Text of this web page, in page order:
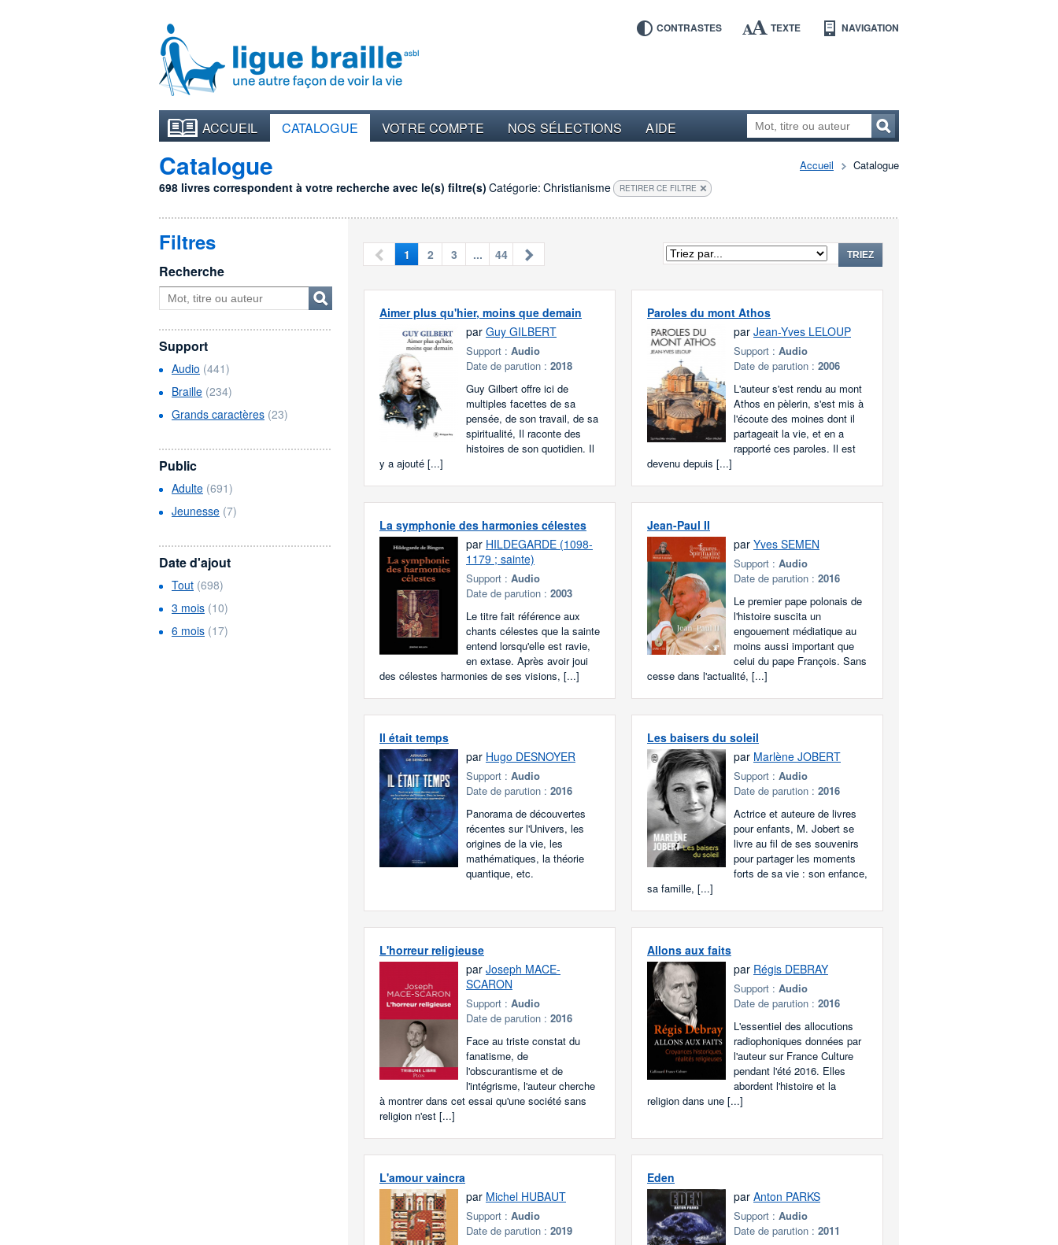
CONTRASTES TEXTE NAVIGATION
ACCUEIL CATALOGUE VOTRE COMPTE NOS SÉLECTIONS AIDE
Accueil Catalogue
Catalogue
698 livres correspondent à votre recherche avec le(s) filtre(s) Catégorie: Christianisme RETIRER CE FILTRE
1 2 3 ... 44 TRIEZ
Aimer plus qu'hier, moins que demain
parGuy GILBERT
Support :Audio
Date de parution :2018
Guy Gilbert offre ici de
multiples facettes de sa
pensée, de son travail, de sa
spiritualité, Il raconte des
histoires de son quotidien. Il
y a ajouté [...]
Paroles du mont Athos
par Jean-Yves LELOUP
Support : Audio
Date de parution : 2006
L'auteur s'est rendu au mont
Athos en pèlerin, s'est mis à
l'écoute des moines dont il
partageait la vie, et en a
rapporté ces paroles. Il est
devenu depuis [...]
La symphonie des harmonies célestes
par HILDEGARDE (1098-
1179 ; sainte)
Support :Audio
Date de parution :2003
Le titre fait référence aux
chants célestes que la sainte
entend lorsqu'elle est ravie,
en extase. Après avoir joui
des célestes harmonies de ses visions, [...]
Jean-Paul II
par Yves SEMEN
Support : Audio
Date de parution : 2016
Le premier pape polonais de
l'histoire suscita un
engouement médiatique au
moins aussi important que
celui du pape François. Sans
cesse dans l'actualité, [...]
Il était temps
par Hugo DESNOYER
Support :Audio
Date de parution :2016
Panorama de découvertes
récentes sur l'Univers, les
origines de la vie, les
mathématiques, la théorie
quantique, etc.
Les baisers du soleil
par Marlène JOBERT
Support : Audio
Date de parution : 2016
Actrice et auteure de livres
pour enfants, M. Jobert se
livre au fil de ses souvenirs
pour partager les moments
forts de sa vie : son enfance,
sa famille, [...]
L'horreur religieuse
parJoseph MACE-
SCARON
Support :Audio
Date de parution :2016
Face au triste constat du
fanatisme, de
l'obscurantisme et de
l'intégrisme, l'auteur cherche
à montrer dans cet essai qu'une société sans
religion n'est [...]
Allons aux faits
par Régis DEBRAY
Support : Audio
Date de parution : 2016
L'essentiel des allocutions
radiophoniques données par
l'auteur sur France Culture
pendant l'été 2016. Elles
abordent l'histoire et la
religion dans une [...]
L'amour vaincra
par Michel HUBAUT
Support :Audio
Date de parution :2019
Eden
par Anton PARKS
Support : Audio
Date de parution : 2011
Filtres
Recherche
Support
Audio (441)
Braille (234)
Grands caractères (23)
Public
Adulte (691)
Jeunesse (7)
Date d'ajout
Tout (698)
3 mois (10)
6 mois (17)